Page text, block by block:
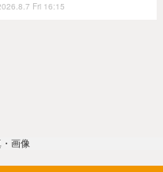
Fri 16:15
画像